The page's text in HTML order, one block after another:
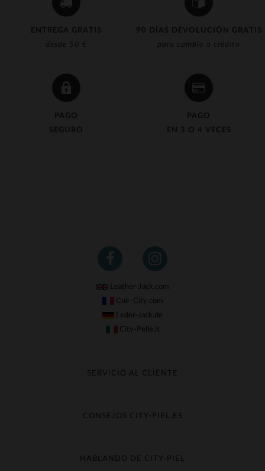
ENTREGA GRATIS
desde 50 €
90 DÍAS DEVOLUCIÓN GRATIS
para cambio o crédito
PAGO
SEGURO
PAGO
EN 3 O 4 VECES
Leather-Jack.com
Cuir-City.com
Leder-Jack.de
City-Pelle.it
SERVICIO AL CLIENTE
Cambio & Reembolso
Contacte con el servicio de atención al cliente
CONSEJOS CITY-PIEL.ES
Guía de materiales
HABLANDO DE CITY-PIEL